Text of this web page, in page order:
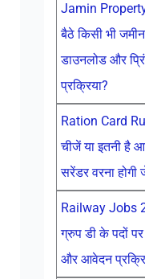
Jamin
बैठे किसी भी
डाउनलोड और
प्रक्रिया?
Ration Card
चीजें या इतनी है
सरेंडर वरना होगी
Railway Jobs
ग्रुप डी के पदों पर
और आवेदन